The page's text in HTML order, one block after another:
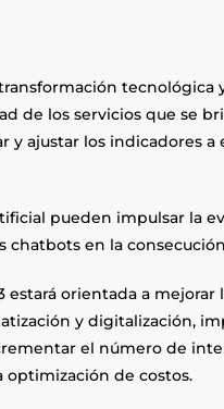
tecnológica
de los servicios que se
y ajustar los indicadores a
pueden impulsar la
chatbots en la
estará orientada a mejorar
y digitalización,
el número de
optimización de costos.